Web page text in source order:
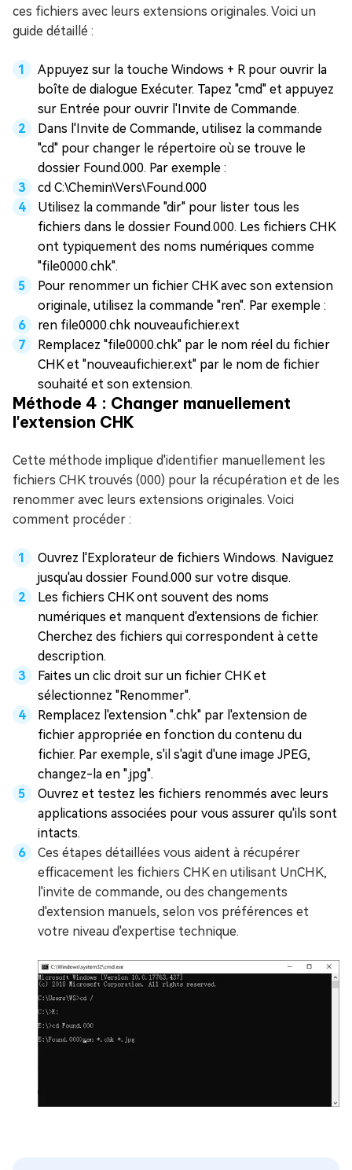
ces fichiers avec leurs extensions originales. Voici un
guide détaillé :
Appuyez sur la touche Windows + R pour ouvrir la
boîte de dialogue Exécuter. Tapez "cmd" et appuyez
sur Entrée pour ouvrir l'Invite de Commande.
Dans l'Invite de Commande, utilisez la commande
"cd" pour changer le répertoire où se trouve le
dossier Found.000. Par exemple :
cd C:\Chemin\Vers\Found.000
Utilisez la commande "dir" pour lister tous les
fichiers dans le dossier Found.000. Les fichiers CHK
ont typiquement des noms numériques comme
"file0000.chk".
Pour renommer un fichier CHK avec son extension
originale, utilisez la commande "ren". Par exemple :
ren file0000.chk nouveaufichier.ext
Remplacez "file0000.chk" par le nom réel du fichier
CHK et "nouveaufichier.ext" par le nom de fichier
souhaité et son extension.
Méthode 4 : Changer manuellement
l'extension CHK
Cette méthode implique d'identifier manuellement les
fichiers CHK trouvés (000) pour la récupération et de les
renommer avec leurs extensions originales. Voici
comment procéder :
Ouvrez l'Explorateur de fichiers Windows. Naviguez
jusqu'au dossier Found.000 sur votre disque.
Les fichiers CHK ont souvent des noms
numériques et manquent d'extensions de fichier.
Cherchez des fichiers qui correspondent à cette
description.
Faites un clic droit sur un fichier CHK et
sélectionnez "Renommer".
Remplacez l'extension ".chk" par l'extension de
fichier appropriée en fonction du contenu du
fichier. Par exemple, s'il s'agit d'une image JPEG,
changez-la en ".jpg".
Ouvrez et testez les fichiers renommés avec leurs
applications associées pour vous assurer qu'ils sont
intacts.
Ces étapes détaillées vous aident à récupérer
efficacement les fichiers CHK en utilisant UnCHK,
l'invite de commande, ou des changements
d'extension manuels, selon vos préférences et
votre niveau d'expertise technique.